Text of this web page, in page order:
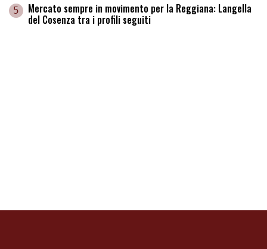
5 Mercato sempre in movimento per la Reggiana: Langella
del Cosenza tra i profili seguiti